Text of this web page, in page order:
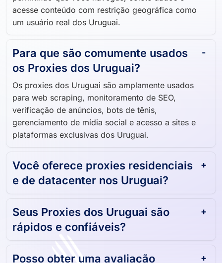
acesse conteúdo com restrição geográfica como
um usuário real dos Uruguai.
Para que são comumente usados ​​
os Proxies dos Uruguai?
Os proxies dos Uruguai são amplamente usados ​​
para web scraping, monitoramento de SEO,
verificação de anúncios, bots de tênis,
gerenciamento de mídia social e acesso a sites e
plataformas exclusivas dos Uruguai.
Você oferece proxies residenciais
e de datacenter nos Uruguai?
Seus Proxies dos Uruguai são
rápidos e confiáveis?
Posso obter uma avaliação